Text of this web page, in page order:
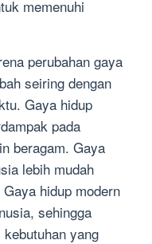
memenuhi
perubahan gaya
seiring dengan
Gaya hidup
pada
beragam. Gaya
lebih mudah
hidup modern
sehingga
yang